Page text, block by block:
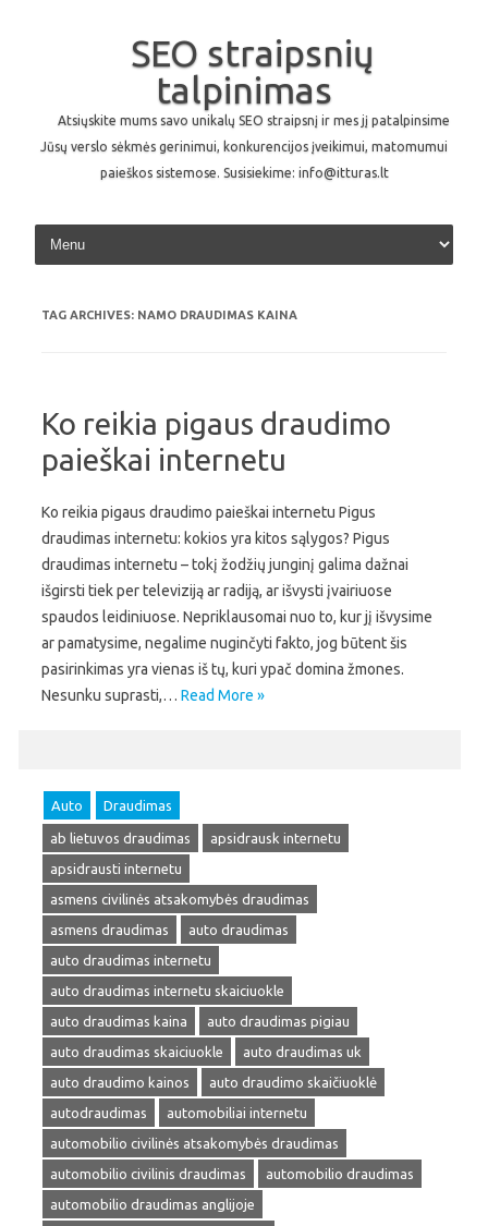
SEO straipsnių
talpinimas
Atsiųskite mums savo unikalų SEO straipsnį ir mes jį patalpinsime
Jūsų verslo sėkmės gerinimui, konkurencijos įveikimui, matomumui
paieškos sistemose. Susisiekime: info@itturas.lt
Skip to content
TAG ARCHIVES: NAMO DRAUDIMAS KAINA
Ko reikia pigaus draudimo
paieškai internetu
Ko reikia pigaus draudimo paieškai internetu Pigus
draudimas internetu: kokios yra kitos sąlygos? Pigus
draudimas internetu – tokį žodžių junginį galima dažnai
išgirsti tiek per televiziją ar radiją, ar išvysti įvairiuose
spaudos leidiniuose. Nepriklausomai nuo to, kur jį išvysime
ar pamatysime, negalime nuginčyti fakto, jog būtent šis
pasirinkimas yra vienas iš tų, kuri ypač domina žmones.
Nesunku suprasti,… Read More »
Auto Draudimas
ab lietuvos draudimas
apsidrausk internetu
apsidrausti internetu
asmens civilinės atsakomybės draudimas
asmens draudimas
auto draudimas
auto draudimas internetu
auto draudimas internetu skaiciuokle
auto draudimas kaina
auto draudimas pigiau
auto draudimas skaiciuokle
auto draudimas uk
auto draudimo kainos
auto draudimo skaičiuoklė
autodraudimas
automobiliai internetu
automobilio civilinės atsakomybės draudimas
automobilio civilinis draudimas
automobilio draudimas
automobilio draudimas anglijoje